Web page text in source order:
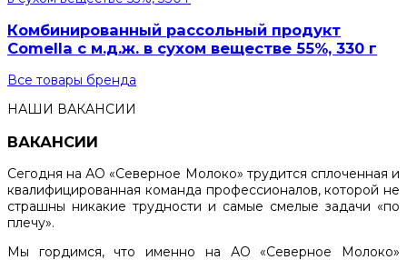
Комбинированный рассольный продукт
Comella с м.д.ж. в сухом веществе 55%, 330 г
Все товары бренда
НАШИ ВАКАНСИИ
ВАКАНСИИ
Сегодня на АО «Северное Молоко» трудится сплоченная и
квалифицированная команда профессионалов, которой не
страшны никакие трудности и самые смелые задачи «по
плечу».
Мы гордимся, что именно на АО «Северное Молоко»